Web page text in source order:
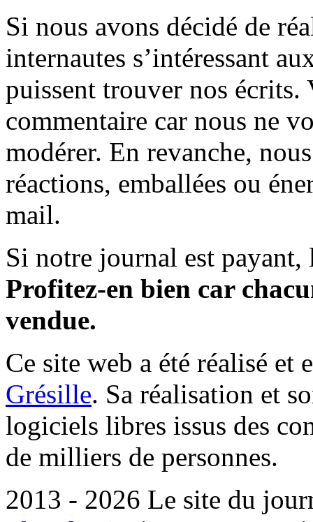
Si nous avons décidé de
internautes s’intéressant
puissent trouver nos écrits.
commentaire car nous ne
modérer. En revanche,
réactions, emballées ou
mail.
Si notre journal est payant,
Profitez-en bien car
vendue.
Ce site web a été réalisé et
Grésille. Sa réalisation et
logiciels libres issus des
de milliers de personnes.
2013 - 2026 Le site du